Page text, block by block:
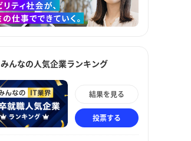
みんなの人気企業ランキング
結果を見る
投票する